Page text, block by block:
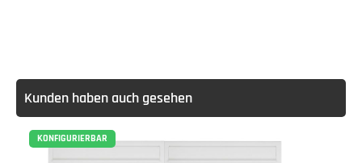
Kunden haben auch gesehen
KONFIGURIERBAR